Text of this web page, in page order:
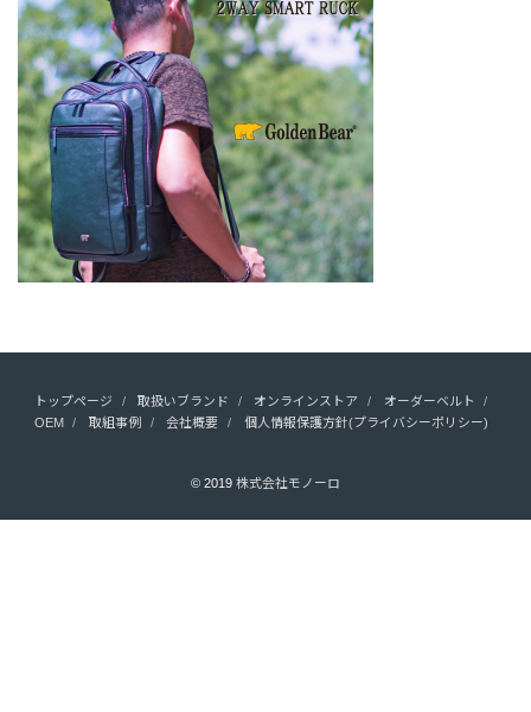
トップページ 取扱いブランド オンラインストア
オーダーベルト
OEM
取組事例 会社概要 個人情報保護方針(プライバシーポリシー)
© 2019 株式会社モノーロ